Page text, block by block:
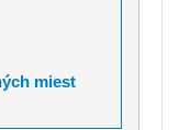
miest